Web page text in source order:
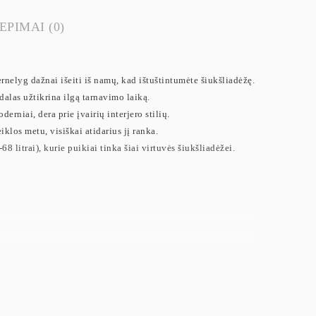
(0)
dažnai išeiti iš namų, kad ištuštintumėte šiukšliadėžę.
užtikrina ilgą tarnavimo laiką.
dera prie įvairių interjero stilių.
metu, visiškai atidarius jį ranka.
litrai), kurie puikiai tinka šiai virtuvės šiukšliadėžei.